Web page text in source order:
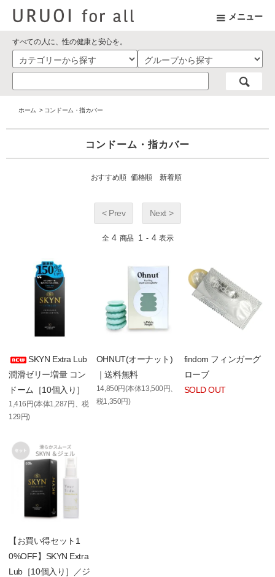
メニュー
すべての人に、性の健康と安心を。
ホーム > コンドーム・指カバー
コンドーム・指カバー
おすすめ順 価格順 新着順
< Prev Next >
全 4 商品 1 - 4 表示
SKYN Extra Lub
潤滑ゼリー増量 コン
ドーム［10個入り］
1,416円(本体1,287円、税
129円)
OHNUT(オーナット)
｜送料無料
14,850円(本体13,500円、
税1,350円)
findom フィンガーグ
ローブ
SOLD OUT
【お買い得セット1
0%OFF】SKYN Extra
Lub［10個入り］／ジ